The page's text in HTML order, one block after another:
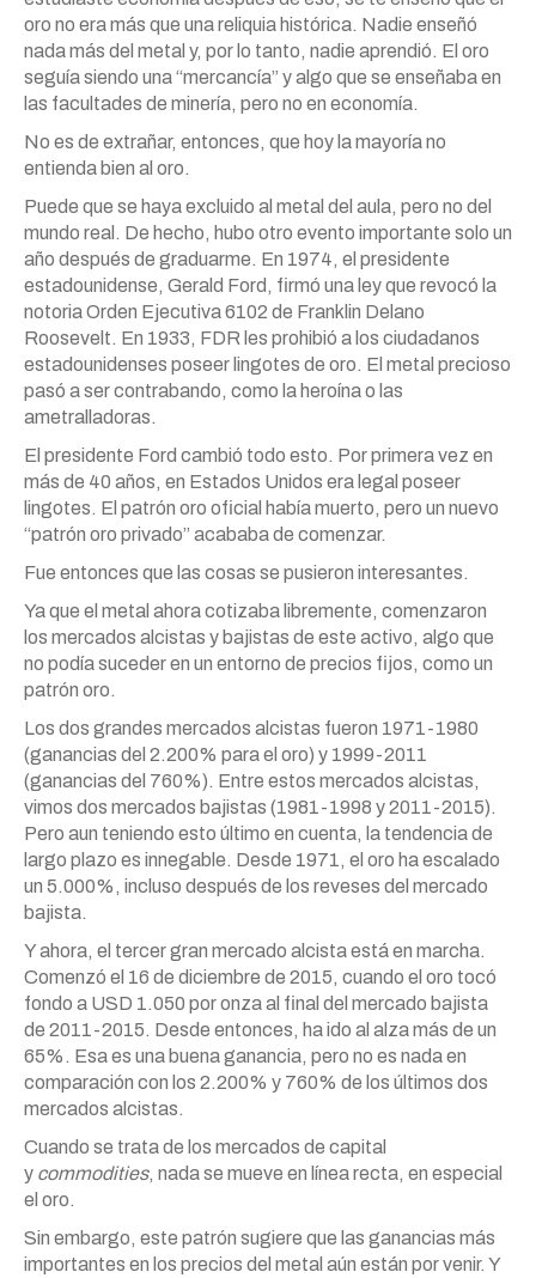
oro no era más que una reliquia histórica. Nadie enseñó
nada más del metal y, por lo tanto, nadie aprendió. El oro
seguía siendo una “mercancía” y algo que se enseñaba en
las facultades de minería, pero no en economía.
No es de extrañar, entonces, que hoy la mayoría no
entienda bien al oro.
Puede que se haya excluido al metal del aula, pero no del
mundo real. De hecho, hubo otro evento importante solo un
año después de graduarme. En 1974, el presidente
estadounidense, Gerald Ford, firmó una ley que revocó la
notoria Orden Ejecutiva 6102 de Franklin Delano
Roosevelt. En 1933, FDR les prohibió a los ciudadanos
estadounidenses poseer lingotes de oro. El metal precioso
pasó a ser contrabando, como la heroína o las
ametralladoras.
El presidente Ford cambió todo esto. Por primera vez en
más de 40 años, en Estados Unidos era legal poseer
lingotes. El patrón oro oficial había muerto, pero un nuevo
“patrón oro privado” acababa de comenzar.
Fue entonces que las cosas se pusieron interesantes.
Ya que el metal ahora cotizaba libremente, comenzaron
los mercados alcistas y bajistas de este activo, algo que
no podía suceder en un entorno de precios fijos, como un
patrón oro.
Los dos grandes mercados alcistas fueron 1971-1980
(ganancias del 2.200% para el oro) y 1999-2011
(ganancias del 760%). Entre estos mercados alcistas,
vimos dos mercados bajistas (1981-1998 y 2011-2015).
Pero aun teniendo esto último en cuenta, la tendencia de
largo plazo es innegable. Desde 1971, el oro ha escalado
un 5.000%, incluso después de los reveses del mercado
bajista.
Y ahora, el tercer gran mercado alcista está en marcha.
Comenzó el 16 de diciembre de 2015, cuando el oro tocó
fondo a USD 1.050 por onza al final del mercado bajista
de 2011-2015. Desde entonces, ha ido al alza más de un
65%. Esa es una buena ganancia, pero no es nada en
comparación con los 2.200% y 760% de los últimos dos
mercados alcistas.
Cuando se trata de los mercados de capital
y commodities, nada se mueve en línea recta, en especial
el oro.
Sin embargo, este patrón sugiere que las ganancias más
importantes en los precios del metal aún están por venir. Y